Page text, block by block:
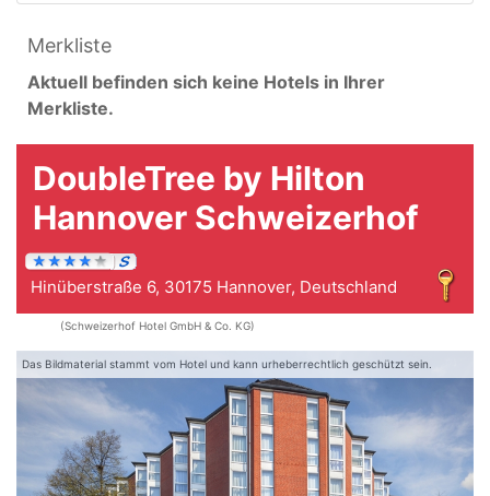
Merkliste
Aktuell befinden sich keine Hotels in Ihrer
Merkliste.
DoubleTree by Hilton
Hannover Schweizerhof
Hinüberstraße 6, 30175 Hannover, Deutschland
(Schweizerhof Hotel GmbH & Co. KG)
Das Bildmaterial stammt vom Hotel und kann urheberrechtlich geschützt sein.